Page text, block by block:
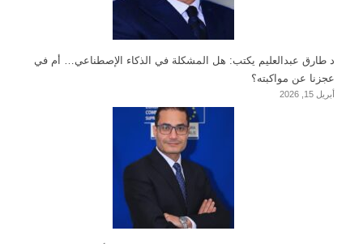
د طارق عبدالعليم يكتب: هل المشكلة في الذكاء الإصطناعي… أم في
عجزنا عن مواكبته؟
أبريل 15, 2026